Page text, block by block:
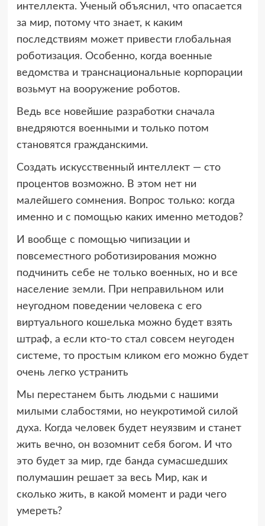
интеллекта. Ученый объяснил, что опасается
за мир, потому что знает, к каким
последствиям может привести глобальная
роботизация. Особенно, когда военные
ведомства и транснациональные корпорации
возьмут на вооружение роботов.
Ведь все новейшие разработки сначала
внедряются военными и только потом
становятся гражданскими.
Создать искусственный интеллект — сто
процентов возможно. В этом нет ни
малейшего сомнения. Вопрос только: когда
именно и с помощью каких именно методов?
И вообще с помощью чипизации и
повсеместного роботизирования можно
подчинить себе не только военных, но и все
население земли. При неправильном или
неугодном поведении человека с его
виртуального кошелька можно будет взять
штраф, а если кто-то стал совсем неугоден
системе, то простым кликом его можно будет
очень легко устранить
Мы перестанем быть людьми с нашими
милыми слабостями, но неукротимой силой
духа. Когда человек будет неуязвим и станет
жить вечно, он возомнит себя богом. И что
это будет за мир, где банда сумасшедших
полумашин решает за весь Мир, как и
сколько жить, в какой момент и ради чего
умереть?